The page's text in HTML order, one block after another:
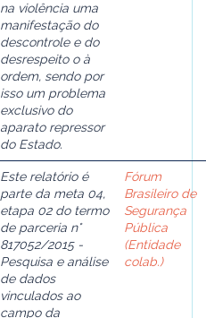
na violência uma
manifestação do
descontrole e do
desrespeito o à
ordem, sendo por
isso um problema
exclusivo do
aparato repressor
do Estado.
Este relatório é
parte da meta 04,
etapa 02 do termo
de parceria n°
817052/2015 -
Pesquisa e análise
de dados
vinculados ao
campo da
Fórum
Brasileiro de
Segurança
Pública
(Entidade
colab.)